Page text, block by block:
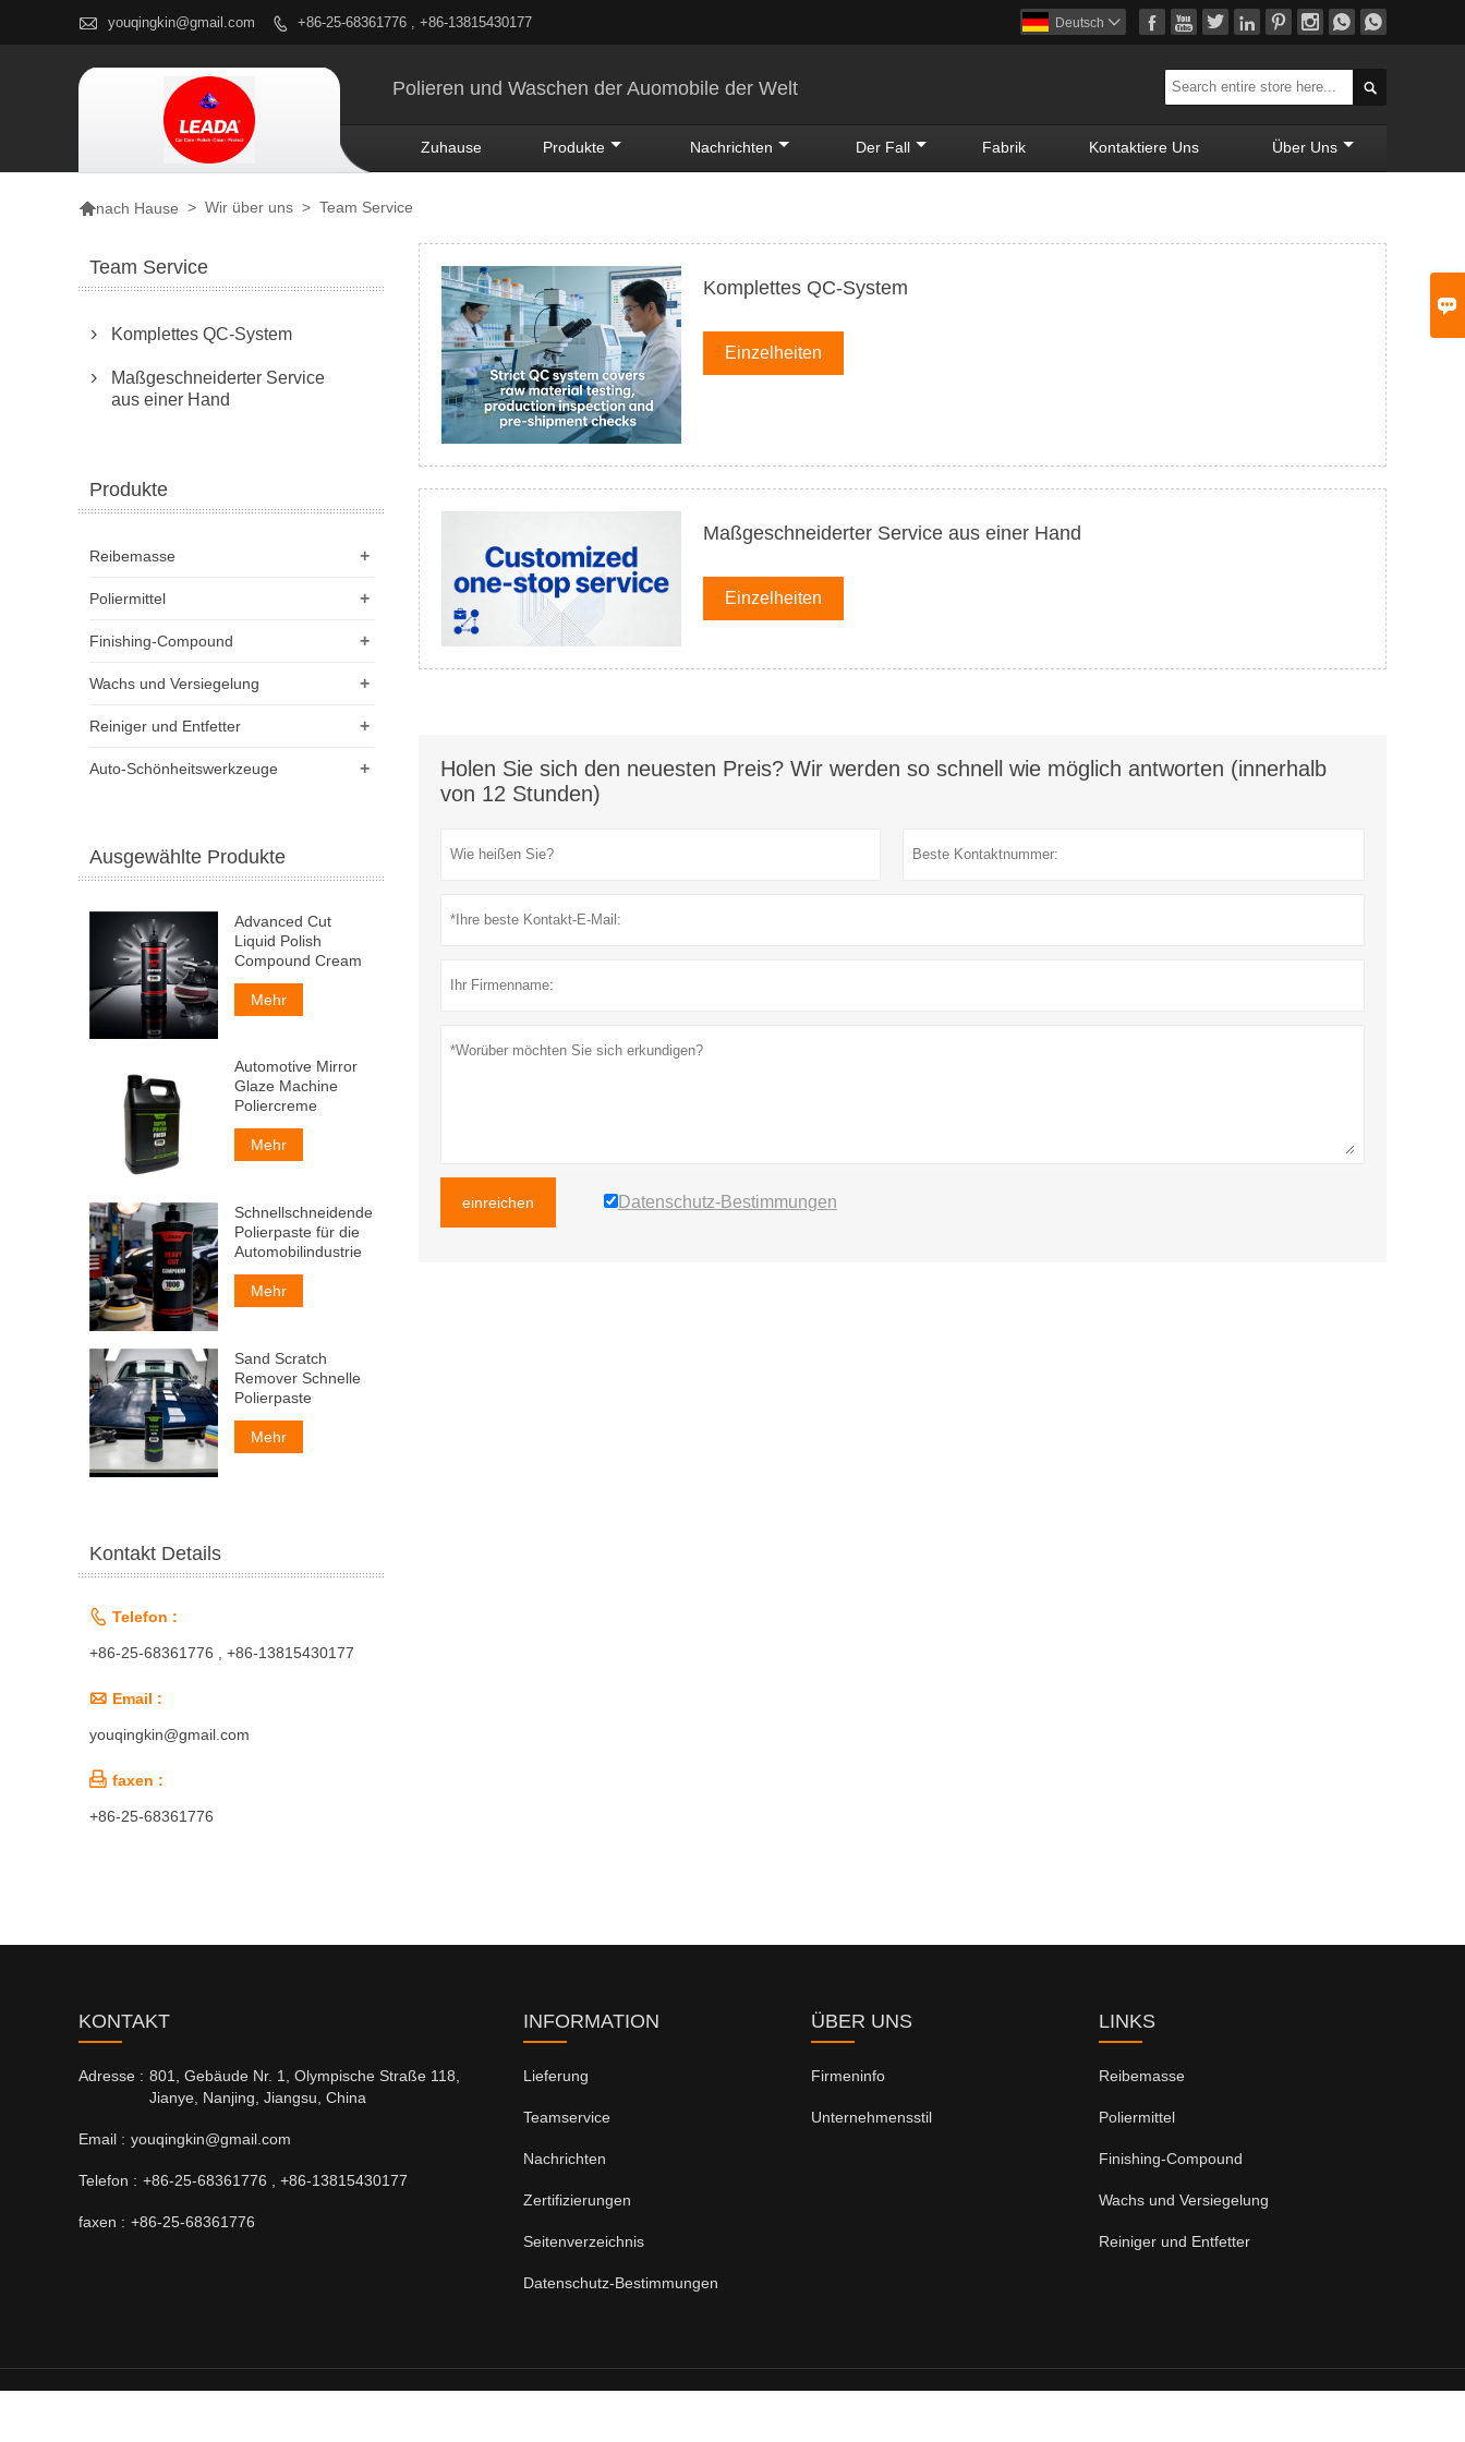

 youqingkin@gmail.com  +86-25-68361776 , +86-13815430177        
Deutsch 
Polieren und Waschen der Auomobile der Welt 
Zuhause Produkte Nachrichten Der Fall Fabrik Kontaktiere Uns Über Uns
nach Hause > Wir über uns > Team Service
Komplettes QC-System
Einzelheiten
Maßgeschneiderter Service aus einer Hand
Einzelheiten
Holen Sie sich den neuesten Preis? Wir werden so schnell wie möglich antworten (innerhalb
von 12 Stunden)
einreichen Datenschutz-Bestimmungen
Team Service
 Komplettes QC-System

Maßgeschneiderter Service
aus einer Hand
Produkte
+
Reibemasse
+
Poliermittel
+
Finishing-Compound
+
Wachs und Versiegelung
+
Reiniger und Entfetter
+
Auto-Schönheitswerkzeuge
Ausgewählte Produkte
Advanced Cut
Liquid Polish
Compound Cream
Mehr
Automotive Mirror
Glaze Machine
Poliercreme
Mehr
Schnellschneidende
Polierpaste für die
Automobilindustrie
Mehr
Sand Scratch
Remover Schnelle
Polierpaste
Mehr
Kontakt Details
 Telefon :
+86-25-68361776 , +86-13815430177
 Email :
youqingkin@gmail.com
 faxen :
+86-25-68361776
KONTAKT
Adresse : 801, Gebäude Nr. 1, Olympische Straße 118,
Jianye, Nanjing, Jiangsu, China
Email : youqingkin@gmail.com
Telefon : +86-25-68361776 , +86-13815430177
faxen : +86-25-68361776
INFORMATION
Lieferung
Teamservice
Nachrichten
Zertifizierungen
Seitenverzeichnis
Datenschutz-Bestimmungen
ÜBER UNS
Firmeninfo
Unternehmensstil
LINKS
Reibemasse
Poliermittel
Finishing-Compound
Wachs und Versiegelung
Reiniger und Entfetter